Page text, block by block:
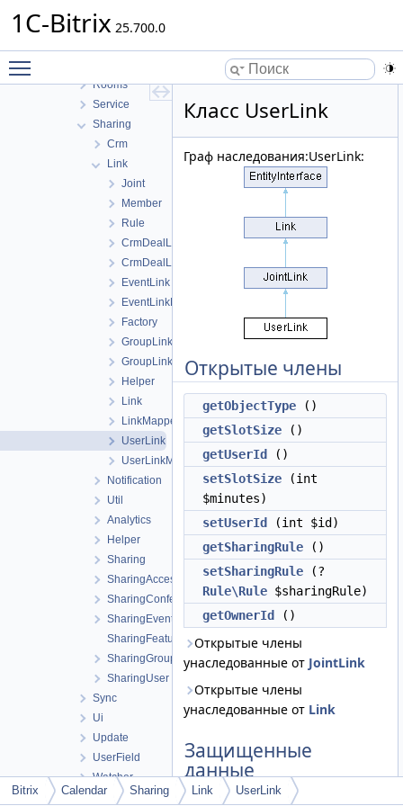
1C-Bitrix 25.700.0
OpenEvents
Rooms
Service
Sharing
Crm
Link
Joint
Member
Rule
CrmDealLink
CrmDealLinkMapper
EventLink
EventLinkMapper
Factory
GroupLink
GroupLinkMapper
Helper
Link
LinkMapper
UserLink
UserLinkMapper
Notification
Util
Analytics
Helper
Sharing
SharingAccessibilityManager
SharingConference
SharingEventManager
SharingFeature
SharingGroup
SharingUser
Sync
Ui
Update
UserField
Watcher
EO_Push
Класс UserLink
Граф наследования:UserLink:
Открытые члены
getObjectType ()
getSlotSize ()
getUserId
()
setSlotSize (int
$minutes)
setUserId
(int $id)
getSharingRule ()
setSharingRule (?
Rule\Rule $sharingRule)
getOwnerId
()
Открытые члены
унаследованные от JointLink
Открытые члены
унаследованные от Link
Защищенные
данные
Bitrix Calendar Sharing Link UserLink